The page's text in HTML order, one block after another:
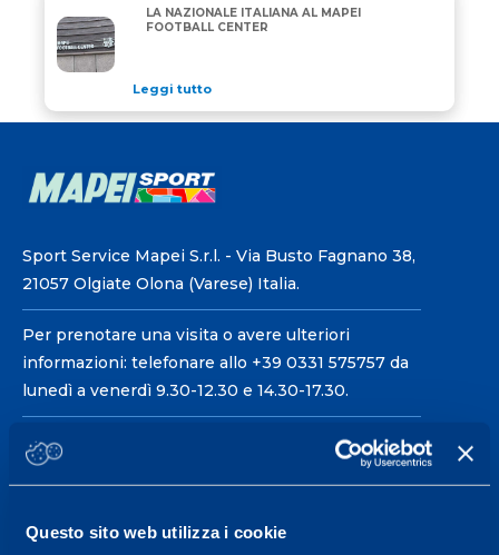
Questo sito web utilizza i cookie
LA NAZIONALE ITALIANA AL MAPEI FOOTBALL
LA NAZIONALE ITALIANA AL MAPEI
FOOTBALL CENTER
Leggi tutto
Sport Service Mapei S.r.l. - Via Busto Fagnano 38,
21057 Olgiate Olona (Varese) Italia.
Per prenotare una visita o avere ulteriori
informazioni: telefonare allo +39 0331 575757 da
lunedì a venerdì 9.30-12.30 e 14.30-17.30.
ORARI DI APERTURA RECEPTION
Da Lunedì al Venerdì